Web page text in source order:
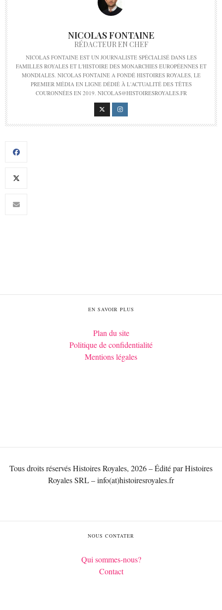
NICOLAS FONTAINE
RÉDACTEUR EN CHEF
NICOLAS FONTAINE EST UN JOURNALISTE SPÉCIALISÉ DANS LES
FAMILLES ROYALES ET L'HISTOIRE DES MONARCHIES EUROPÉENNES ET
MONDIALES. NICOLAS FONTAINE A FONDÉ HISTOIRES ROYALES, LE
PREMIER MÉDIA EN LIGNE DÉDIÉ À L'ACTUALITÉ DES TÊTES
COURONNÉES EN 2019. NICOLAS@HISTOIRESROYALES.FR
EN SAVOIR PLUS
Plan du site
Politique de confidentialité
Mentions légales
Tous droits réservés Histoires Royales, 2026 – Édité par Histoires
Royales SRL – info(at)histoiresroyales.fr
NOUS CONTATER
Qui sommes-nous?
Contact